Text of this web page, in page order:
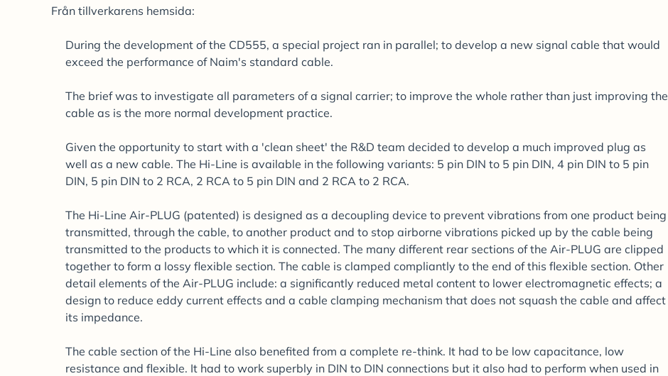
Från tillverkarens hemsida:
During the development of the CD555, a special project ran in parallel; to develop a new signal cable that would
exceed the performance of Naim's standard cable.
The brief was to investigate all parameters of a signal carrier; to improve the whole rather than just improving the
cable as is the more normal development practice.
Given the opportunity to start with a 'clean sheet' the R&D team decided to develop a much improved plug as
well as a new cable. The Hi-Line is available in the following variants: 5 pin DIN to 5 pin DIN, 4 pin DIN to 5 pin
DIN, 5 pin DIN to 2 RCA, 2 RCA to 5 pin DIN and 2 RCA to 2 RCA.
The Hi-Line Air-PLUG (patented) is designed as a decoupling device to prevent vibrations from one product being
transmitted, through the cable, to another product and to stop airborne vibrations picked up by the cable being
transmitted to the products to which it is connected. The many different rear sections of the Air-PLUG are clipped
together to form a lossy flexible section. The cable is clamped compliantly to the end of this flexible section. Other
detail elements of the Air-PLUG include: a significantly reduced metal content to lower electromagnetic effects; a
design to reduce eddy current effects and a cable clamping mechanism that does not squash the cable and affect
its impedance.
The cable section of the Hi-Line also benefited from a complete re-think. It had to be low capacitance, low
resistance and flexible. It had to work superbly in DIN to DIN connections but it also had to perform when used in